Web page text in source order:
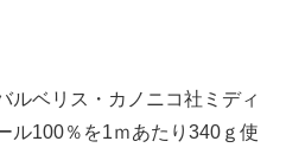
ルベリス・カノニコ社ミディ
ル100％を1ｍあたり340ｇ使